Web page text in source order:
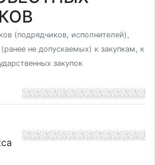
(подрядчиков, исполнителей),
не допускаемых) к закупкам, к
закупок